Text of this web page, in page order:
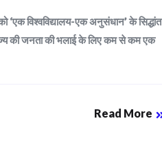
‘एक विश्वविद्यालय-एक अनुसंधान’ के सिद्धांत
की जनता की भलाई के लिए कम से कम एक
Read More